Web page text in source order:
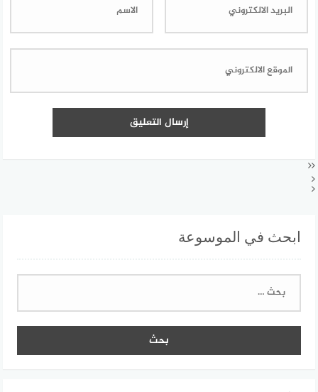
ابحث في الموسوعة
البحث